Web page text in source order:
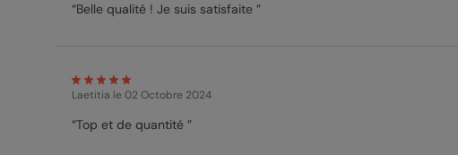
“Belle qualité ! Je suis satisfaite ”
Laetitia le 02 Octobre 2024
“Top et de quantité ”